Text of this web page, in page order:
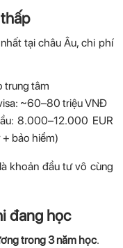
tại châu Âu, chi phí
trung tâm
~60–80 triệu VNĐ
8.000–12.000 EUR
bảo hiểm)
khoản đầu tư vô cùng
đang học
trong 3 năm học.